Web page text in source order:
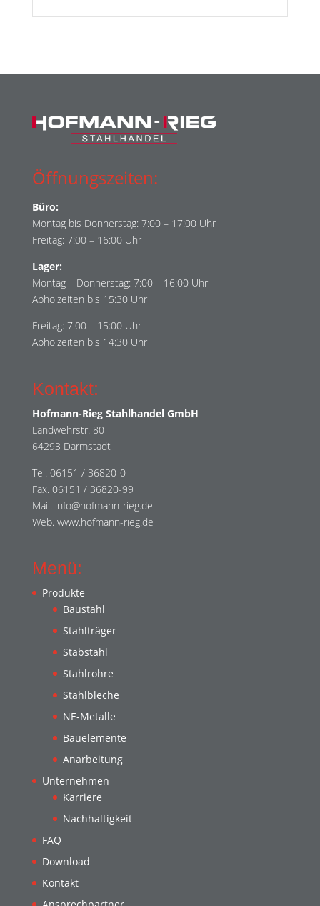
Öffnungszeiten:
Büro:
Montag bis Donnerstag: 7:00 – 17:00 Uhr
Freitag: 7:00 – 16:00 Uhr
Lager:
Montag – Donnerstag: 7:00 – 16:00 Uhr
Abholzeiten bis 15:30 Uhr
Freitag: 7:00 – 15:00 Uhr
Abholzeiten bis 14:30 Uhr
Kontakt:
Hofmann-Rieg Stahlhandel GmbH
Landwehrstr. 80
64293 Darmstadt
Tel. 06151 / 36820-0
Fax. 06151 / 36820-99
Mail. info@hofmann-rieg.de
Web. www.hofmann-rieg.de
Menü:
Produkte
Baustahl
Stahlträger
Stabstahl
Stahlrohre
Stahlbleche
NE-Metalle
Bauelemente
Anarbeitung
Unternehmen
Karriere
Nachhaltigkeit
FAQ
Download
Kontakt